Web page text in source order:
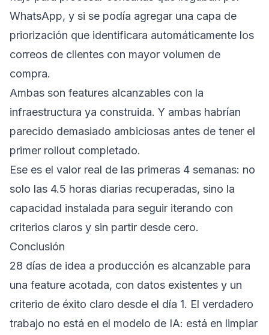
WhatsApp, y si se podía agregar una capa de
priorización que identificara automáticamente los
correos de clientes con mayor volumen de
compra.
Ambas son features alcanzables con la
infraestructura ya construida. Y ambas habrían
parecido demasiado ambiciosas antes de tener el
primer rollout completado.
Ese es el valor real de las primeras 4 semanas: no
solo las 4.5 horas diarias recuperadas, sino la
capacidad instalada para seguir iterando con
criterios claros y sin partir desde cero.
Conclusión
28 días de idea a producción es alcanzable para
una feature acotada, con datos existentes y un
criterio de éxito claro desde el día 1. El verdadero
trabajo no está en el modelo de IA: está en limpiar